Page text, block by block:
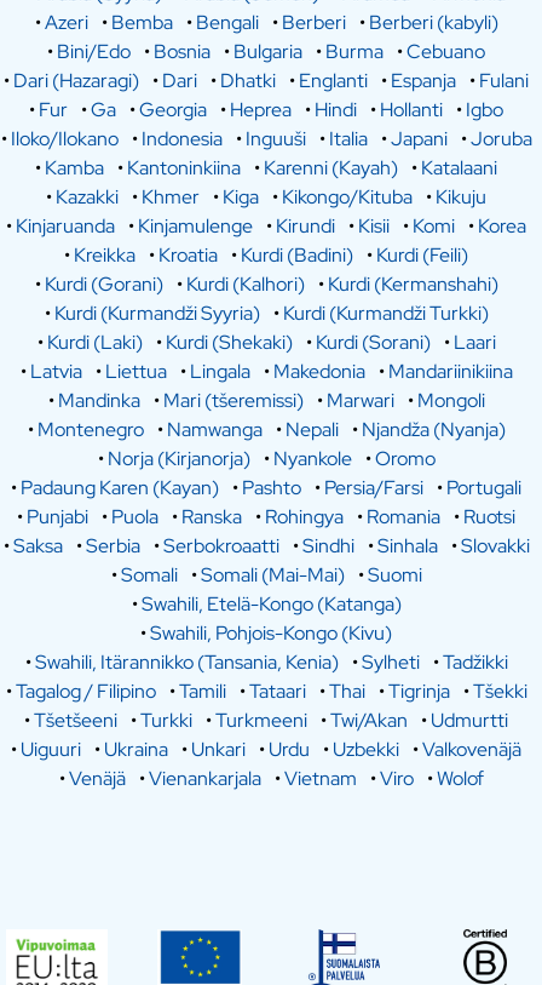
•Azeri •Bemba •Bengali •Berberi •Berberi (kabyli)
•Bini/Edo •Bosnia •Bulgaria •Burma •Cebuano
•Dari (Hazaragi) •Dari •Dhatki •Englanti •Espanja •Fulani
•Fur •Ga •Georgia •Heprea •Hindi •Hollanti •Igbo
•Iloko/Ilokano •Indonesia •Inguuši •Italia •Japani •Joruba
•Kamba •Kantoninkiina •Karenni (Kayah) •Katalaani
•Kazakki •Khmer •Kiga •Kikongo/Kituba •Kikuju
•Kinjaruanda •Kinjamulenge •Kirundi •Kisii •Komi •Korea
•Kreikka •Kroatia •Kurdi (Badini) •Kurdi (Feili)
•Kurdi (Gorani) •Kurdi (Kalhori) •Kurdi (Kermanshahi)
•Kurdi (Kurmandži Syyria) •Kurdi (Kurmandži Turkki)
•Kurdi (Laki) •Kurdi (Shekaki) •Kurdi (Sorani) •Laari
•Latvia •Liettua •Lingala •Makedonia •Mandariinikiina
•Mandinka •Mari (tšeremissi) •Marwari •Mongoli
•Montenegro •Namwanga •Nepali •Njandža (Nyanja)
•Norja (Kirjanorja) •Nyankole •Oromo
•Padaung Karen (Kayan) •Pashto •Persia/Farsi •Portugali
•Punjabi •Puola •Ranska •Rohingya •Romania •Ruotsi
•Saksa •Serbia •Serbokroaatti •Sindhi •Sinhala •Slovakki
•Somali •Somali (Mai-Mai) •Suomi
•Swahili, Etelä-Kongo (Katanga)
•Swahili, Pohjois-Kongo (Kivu)
•Swahili, Itärannikko (Tansania, Kenia) •Sylheti •Tadžikki
•Tagalog / Filipino •Tamili •Tataari •Thai •Tigrinja •Tšekki
•Tšetšeeni •Turkki •Turkmeeni •Twi/Akan •Udmurtti
•Uiguuri •Ukraina •Unkari •Urdu •Uzbekki •Valkovenäjä
•Venäjä •Vienankarjala •Vietnam •Viro •Wolof